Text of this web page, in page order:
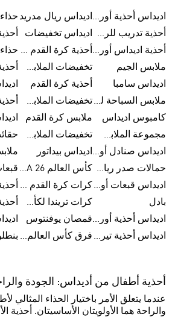
اديداس أحذية أورجينالز اديداس ريال مدريد
أحذية تدريب للرجال
اديداس تخفيضات
أحذية اديداس أورجينال للنساء
أحذية كرة القدم للرجال
ملابس الجيم
تخفيضات الملابس للأطفال
اديداس سامبا
أحذية كرة القدم
ملابس السباحة للرجال
تخفيضات الملابس الرياضية
كامبوس اديداس
ملابس كرة القدم
مجموعة الملابس الرياضية
تخفيضات الملابس للرجال
اديداس صنادل أورجينال للنساء اديداس بيداتور
حمالات صدر رياضية
كأس العالم FIFA 26™
اديداس قبعات أورجينال للرجال
كرات كرة القدم للرجال
بادل
كرات تريندا لكأس العالم FIFA 26™
اديداس أحذية أورجينال للرجالقمصان يوفنتوس
اديداس أحذية تيريكس
فرق كأس العالم FIFA 26™
أحذية أطفال من أديداس: الجودة
عندما يتعلق الأمر باختيار الحذاء المثالي
والراحة هما الأولويتان الأساسيتان.